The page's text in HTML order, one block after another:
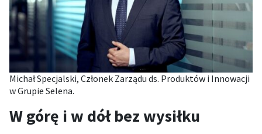
Michał Specjalski, Członek Zarządu ds. Produktów i Innowacji
w Grupie Selena.
W górę i w dół bez wysiłku